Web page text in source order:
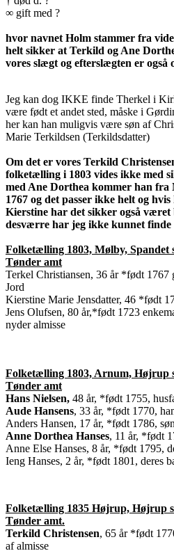
∞ gift med ?
hvor navnet Holm stammer fra
helt sikker at Terkild og Ane
vores slægt og efterslægten er
Jeg kan dog IKKE finde Therkel i
være født et andet sted, måske i
her kan han muligvis være søn af
Marie Terkildsen (Terkildsdatter)
Om det er vores Terkild
folketælling i 1803 vides ikke med
med Ane Dorthea kommer han
1767 og det passer ikke helt og
Kierstine har det sikker også været
desværre har jeg ikke kunnet finde
Folketælling 1803, Mølby, Spandet
Tønder amt
Terkel Christiansen, 36 år *født 1767
Jord
Kierstine Marie Jensdatter, 46 *født
Jens Olufsen, 80 år,*født 1723
nyder almisse
Folketælling 1803, Arnum, Højrup
Tønder amt
Hans Nielsen, 48 år, *født 1755,
Aude Hansens, 33 år, *født 1770,
Anders Hansen, 17 år, *født 1786,
Anne Dorthea Hanses, 11 år, *født
Anne Else Hanses, 8 år, *født 1795,
Ieng Hanses, 2 år, *født 1801, deres
Folketælling 1835 Højrup, Højrup
Tønder amt.
Terkild Christensen, 65 år *født
af almisse